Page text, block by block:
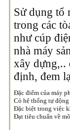
Sử dụng tổ
trong các
như cúp
nhà máy
xây dựng,..
định, đem
Đặc điểm của máy
Có hệ thống tự
Đặc biệt trong việc
Đạt tiêu chuẩn về